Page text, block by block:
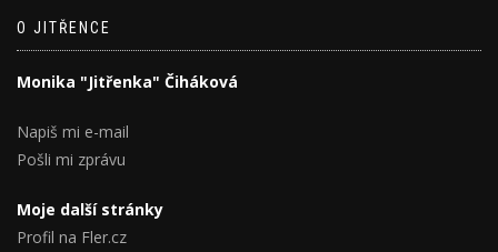
O JITŘENCE
Monika "Jitřenka" Čiháková
Napiš mi e-mail
Pošli mi zprávu
Moje další stránky
Profil na Fler.cz